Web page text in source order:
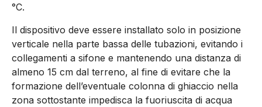
°C.
Il dispositivo deve essere installato solo in posizione
verticale nella parte bassa delle tubazioni, evitando i
collegamenti a sifone e mantenendo una distanza di
almeno 15 cm dal terreno, al fine di evitare che la
formazione dell’eventuale colonna di ghiaccio nella
zona sottostante impedisca la fuoriuscita di acqua